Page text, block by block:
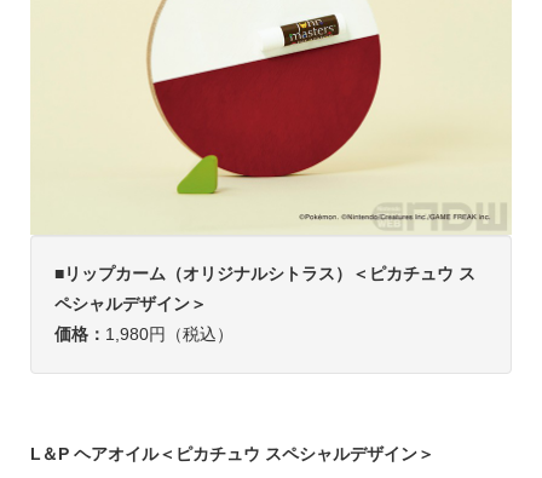
■リップカーム（オリジナルシトラス）＜ピカチュウ ス
ペシャルデザイン＞
価格： 1,980円（税込）
L＆P ヘアオイル＜ピカチュウ スペシャルデザイン＞